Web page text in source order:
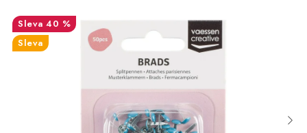
OBLÍBENÉ ♥️
MOJE OBJEDNÁVKA
40 %
Sleva